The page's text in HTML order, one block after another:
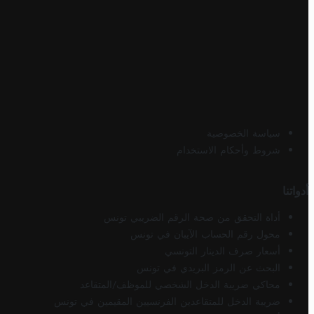
سياسة الخصوصية
شروط وأحكام الاستخدام
أدواتنا
أداة التحقق من صحة الرقم الضريبي تونس
محول رقم الحساب الآيبان في تونس
أسعار صرف الدينار التونسي
البحث عن الرمز البريدي في تونس
محاكي ضريبة الدخل الشخصي للموظف/المتقاعد
ضريبة الدخل للمتقاعدين الفرنسيين المقيمين في تونس